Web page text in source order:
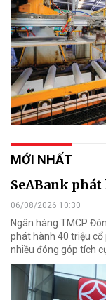
MỚI NHẤT
SeABank phát
06/08/2026 10:30
Ngân hàng TMCP
phát hành 40 triệu cổ
nhiều đóng góp tích